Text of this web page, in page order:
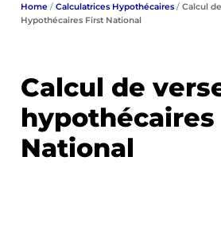
Home / Calculatrices Hypothécaires/ Calcul
Hypothécaires First National
Calcul de
National